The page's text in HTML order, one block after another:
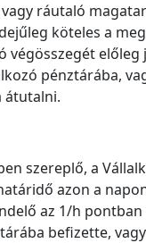
ráutaló
köteles a
végösszegét előleg
pénztárába,
átutalni.
szereplő, a
azon a
az 1/h
befizette,